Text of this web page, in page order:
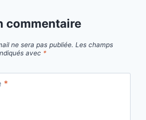
commentaire
ne sera pas publiée. Les champs
avec *
*